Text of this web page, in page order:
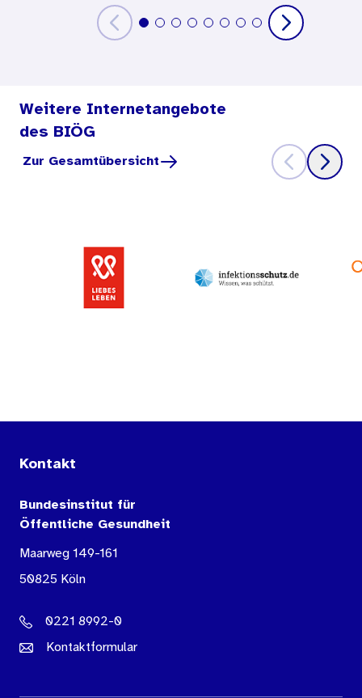
Weitere Internetangebote
des BIÖG
Zur Gesamtübersicht
Kontakt
Bundesinstitut für
Öffentliche Gesundheit
Maarweg 149-161
50825 Köln
0221 8992-0
Kontaktformular